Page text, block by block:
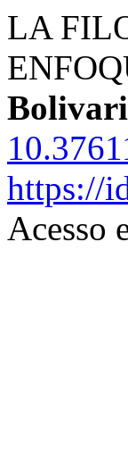
LA
https://
Acesso